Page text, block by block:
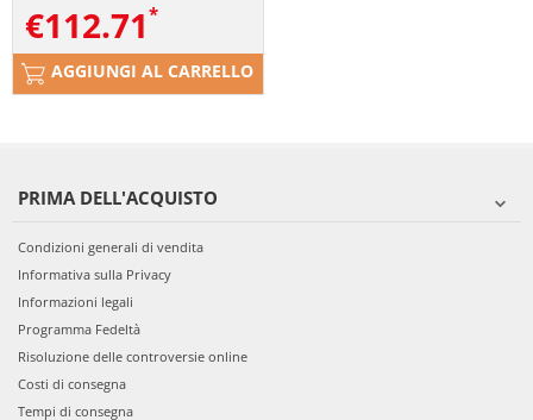
€112.71
AGGIUNGI AL CARRELLO
PRIMA DELL'ACQUISTO
Condizioni generali di vendita
Informativa sulla Privacy
Informazioni legali
Programma Fedeltà
Risoluzione delle controversie online
Costi di consegna
Tempi di consegna